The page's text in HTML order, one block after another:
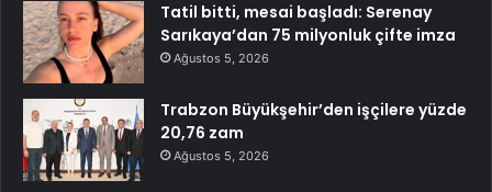
Tatil bitti, mesai başladı: Serenay
Sarıkaya’dan 75 milyonluk çifte imza
Ağustos 5, 2026
Trabzon Büyükşehir’den işçilere yüzde
20,76 zam
Ağustos 5, 2026